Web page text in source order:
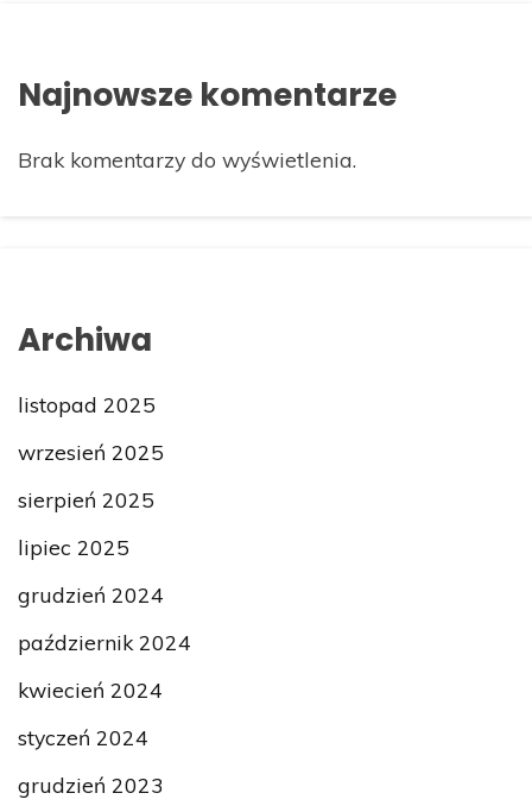
Najnowsze komentarze
Brak komentarzy do wyświetlenia.
Archiwa
listopad 2025
wrzesień 2025
sierpień 2025
lipiec 2025
grudzień 2024
październik 2024
kwiecień 2024
styczeń 2024
grudzień 2023